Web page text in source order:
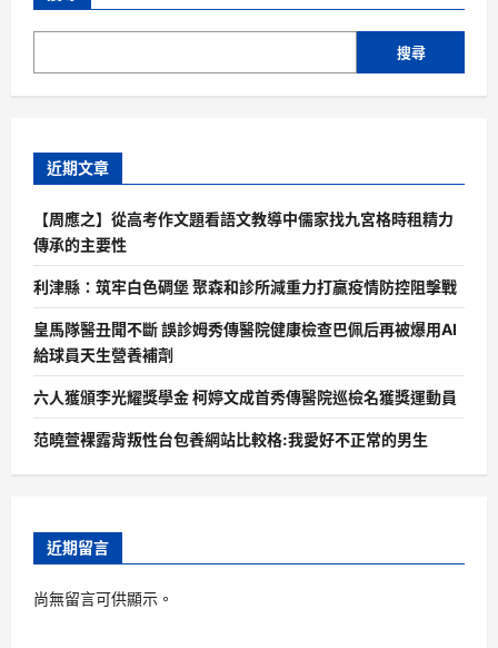
搜尋
近期文章
【周應之】從高考作文題看語文教導中儒家找九宮格時租精力
傳承的主要性
利津縣：筑牢白色碉堡 聚森和診所減重力打贏疫情防控阻擊戰
皇馬隊醫丑聞不斷 誤診姆秀傳醫院健康檢查巴佩后再被爆用AI
給球員天生營養補劑
六人獲頒李光耀獎學金 柯婷文成首秀傳醫院巡檢名獲獎運動員
范曉萱裸露背叛性台包養網站比較格:我愛好不正常的男生
近期留言
尚無留言可供顯示。